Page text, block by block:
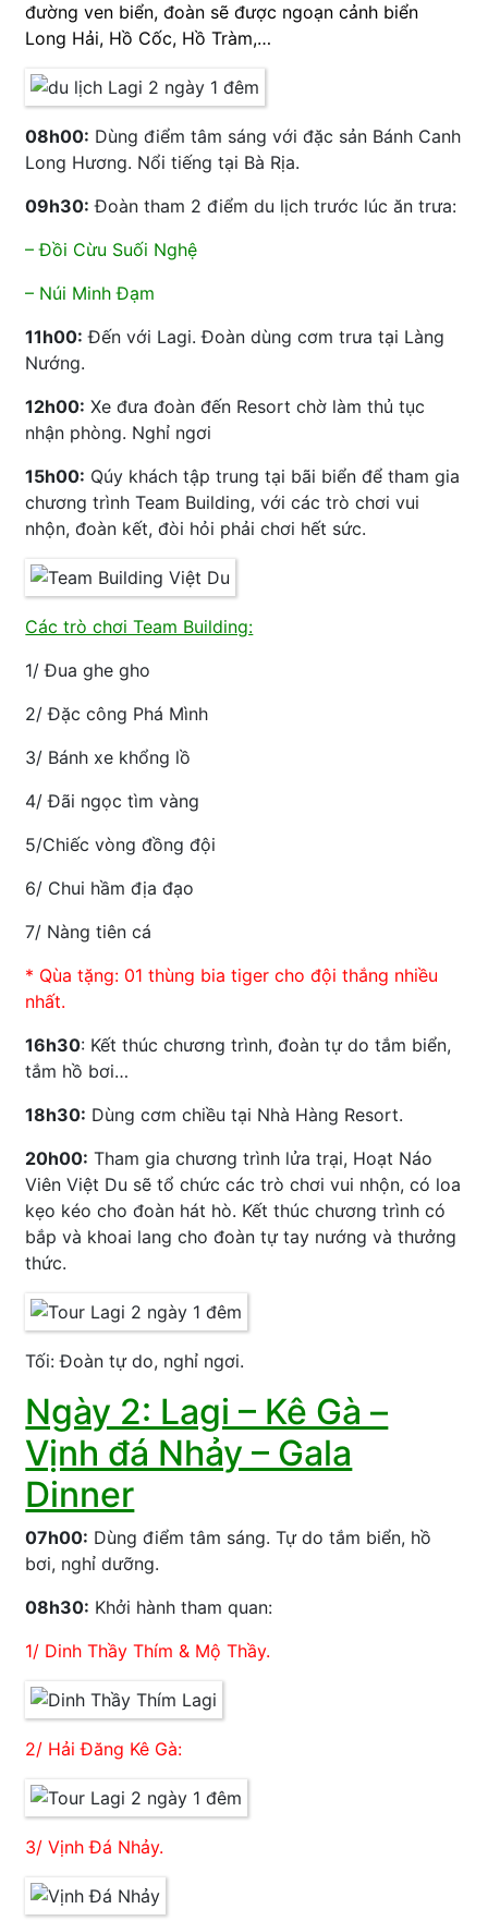
đường ven biển, đoàn sẽ được ngoạn cảnh biển
Long Hải, Hồ Cốc, Hồ Tràm,…
08h00: Dùng điểm tâm sáng với đặc sản Bánh Canh
Long Hương. Nổi tiếng tại Bà Rịa.
09h30: Đoàn tham 2 điểm du lịch trước lúc ăn trưa:
– Đồi Cừu Suối Nghệ
– Núi Minh Đạm
11h00: Đến với Lagi. Đoàn dùng cơm trưa tại Làng
Nướng.
12h00: Xe đưa đoàn đến Resort chờ làm thủ tục
nhận phòng. Nghỉ ngơi
15h00: Qúy khách tập trung tại bãi biển để tham gia
chương trình Team Building, với các trò chơi vui
nhộn, đoàn kết, đòi hỏi phải chơi hết sức.
Các trò chơi Team Building:
1/ Đua ghe gho
2/ Đặc công Phá Mình
3/ Bánh xe khổng lồ
4/ Đãi ngọc tìm vàng
5/Chiếc vòng đồng đội
6/ Chui hầm địa đạo
7/ Nàng tiên cá
* Qùa tặng: 01 thùng bia tiger cho đội thắng nhiều
nhất.
16h30: Kết thúc chương trình, đoàn tự do tắm biển,
tắm hồ bơi…
18h30: Dùng cơm chiều tại Nhà Hàng Resort.
20h00: Tham gia chương trình lửa trại, Hoạt Náo
Viên Việt Du sẽ tổ chức các trò chơi vui nhộn, có loa
kẹo kéo cho đoàn hát hò. Kết thúc chương trình có
bắp và khoai lang cho đoàn tự tay nướng và thưởng
thức.
Tối: Đoàn tự do, nghỉ ngơi.
Ngày 2: Lagi – Kê Gà –
Vịnh đá Nhảy – Gala
Dinner
07h00: Dùng điểm tâm sáng. Tự do tắm biển, hồ
bơi, nghỉ dưỡng.
08h30: Khởi hành tham quan:
1/ Dinh Thầy Thím & Mộ Thầy.
2/ Hải Đăng Kê Gà:
3/ Vịnh Đá Nhảy.